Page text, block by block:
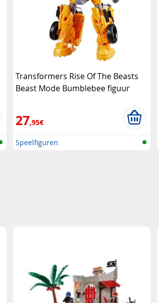
Transformers Rise Of The Beasts
Beast Mode Bumblebee figuur
27,95€
Speelfiguren